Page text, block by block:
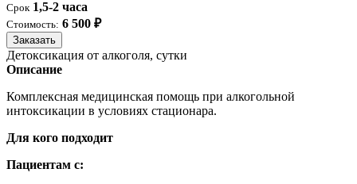
Срок 1,5-2 часа
Стоимость: 6 500 ₽
Заказать
Детоксикация от алкоголя, сутки
Описание
Комплексная медицинская помощь при алкогольной
интоксикации в условиях стационара.
Для кого подходит
Пациентам с: